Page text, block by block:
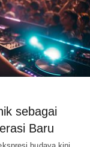
sebagai
Baru